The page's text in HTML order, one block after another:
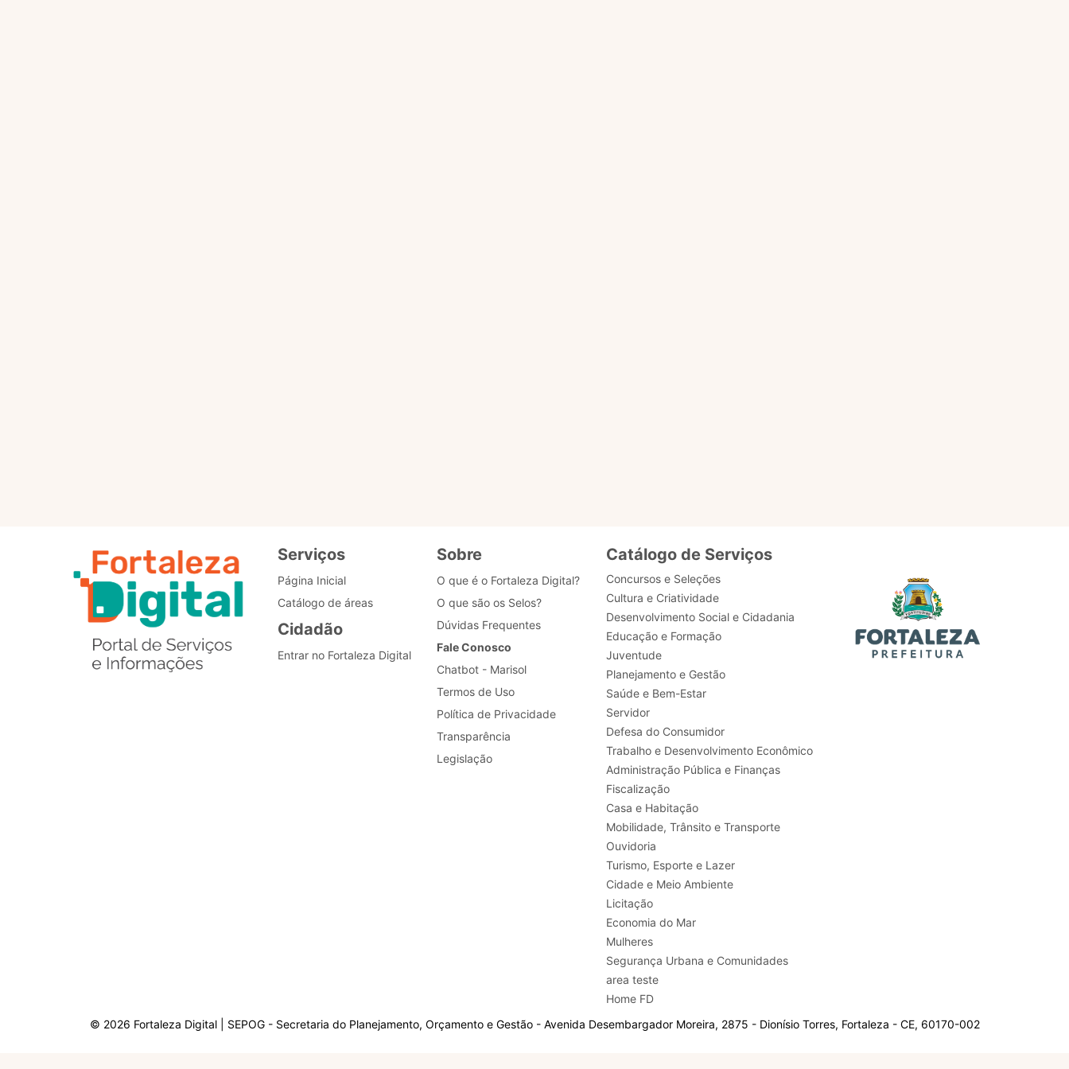
Serviços
Página Inicial
Catálogo de áreas
Cidadão
Entrar no Fortaleza Digital
Sobre
O que é o Fortaleza Digital?
O que são os Selos?
Dúvidas Frequentes
Fale Conosco
Chatbot - Marisol
Termos de Uso
Política de Privacidade
Transparência
Legislação
Catálogo de Serviços
Concursos e Seleções
Cultura e Criatividade
Desenvolvimento Social e Cidadania
Educação e Formação
Juventude
Planejamento e Gestão
Saúde e Bem-Estar
Servidor
Defesa do Consumidor
Trabalho e Desenvolvimento Econômico
Administração Pública e Finanças
Fiscalização
Casa e Habitação
Mobilidade, Trânsito e Transporte
Ouvidoria
Turismo, Esporte e Lazer
Cidade e Meio Ambiente
Licitação
Economia do Mar
Mulheres
Segurança Urbana e Comunidades
area teste
Home FD
© 2026 Fortaleza Digital | SEPOG - Secretaria do Planejamento, Orçamento e Gestão - Avenida Desembargador Moreira, 2875 - Dionísio Torres, Fortaleza - CE, 60170-002